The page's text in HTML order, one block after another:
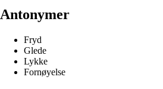
Antonymer
Fryd
Glede
Lykke
Fornøyelse